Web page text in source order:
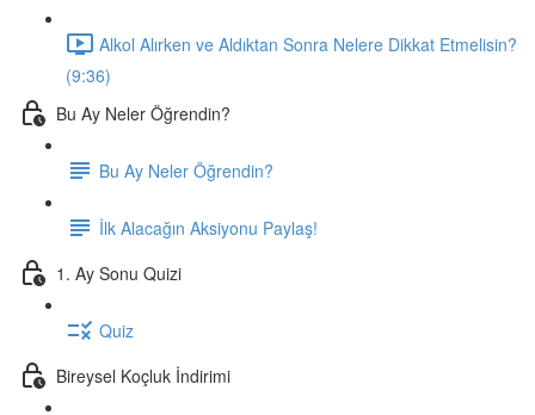
Alkol Alırken ve Aldıktan Sonra Nelere Dikkat Etmelisin?
(9:36)
Bu Ay Neler Öğrendin?
Bu Ay Neler Öğrendin?
İlk Alacağın Aksiyonu Paylaş!
1. Ay Sonu Quizi
Quiz
Bireysel Koçluk İndirimi